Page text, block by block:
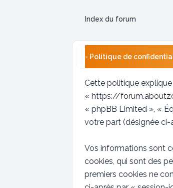
Index du forum
- Politique de
Cette politique
« https://
« phpBB Limited », «
votre part (désignée ci-
Vos informations sont
cookies, qui sont des
premiers cookies ne